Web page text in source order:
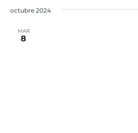
octubre 2024
MAR
8